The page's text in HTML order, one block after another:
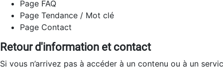
Page FAQ
Page Tendance / Mot clé
Page Contact
Retour d'information et contact
Si vous n’arrivez pas à accéder à un contenu ou à un